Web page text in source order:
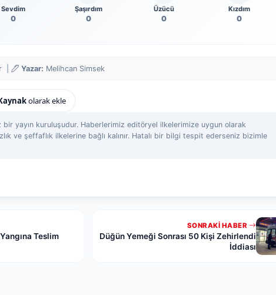
Sevdim
0
Şaşırdım
0
Üzücü
0
Kızdım
0
| Yazar: Melihcan Simsek
olarak ekle
bir yayın kuruluşudur. Haberlerimiz editöryel ilkelerimize uygun olarak
ve şeffaflık ilkelerine bağlı kalınır. Hatalı bir bilgi tespit ederseniz bizimle
Teslim
SONRAKI HABER
Düğün Yemeği Sonrası 50 Kişi Zehirlendi
İddiası